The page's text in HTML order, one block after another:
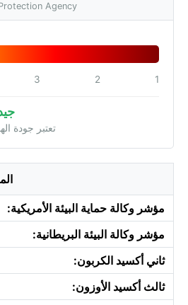
Agency
1
2
3
تعتبر جودة
مؤشر وكالة حماية البيئة الأمريكية:
مؤشر وكالة البيئة البريطانية:
ثاني أكسيد الكربون:
ثالث أكسيد الأوزون: